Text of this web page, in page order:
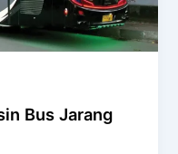
Bus Jarang